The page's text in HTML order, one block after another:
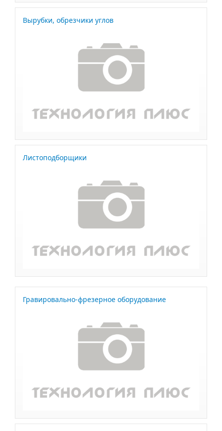
Вырубки, обрезчики углов
Листоподборщики
Гравировально-фрезерное оборудование